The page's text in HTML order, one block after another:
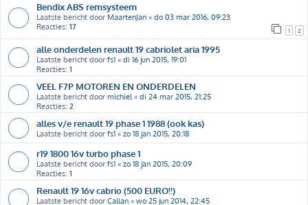
Bendix ABS remsysteem
Laatste bericht door MaartenJan « do 03 mar 2016, 09:23
Reacties: 17 1 2
alle onderdelen renault 19 cabriolet aria 1995
Laatste bericht door fs1 « di 16 jun 2015, 19:01
Reacties: 1
VEEL F7P MOTOREN EN ONDERDELEN
Laatste bericht door michiel« di 24 mar 2015, 21:25
Reacties: 2
alles v/e renault 19 phase 1 1988 (ook kas)
Laatste bericht door fs1 « zo 18 jan 2015, 20:18
r19 1800 16v turbo phase 1
Laatste bericht door fs1 « zo 18 jan 2015, 20:09
Reacties: 1
Renault 19 16v cabrio (500 EURO!!)
Laatste bericht door Callan « wo 25 jun 2014, 22:45